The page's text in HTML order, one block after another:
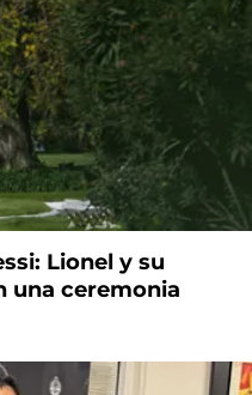
Lionel y su
una ceremonia